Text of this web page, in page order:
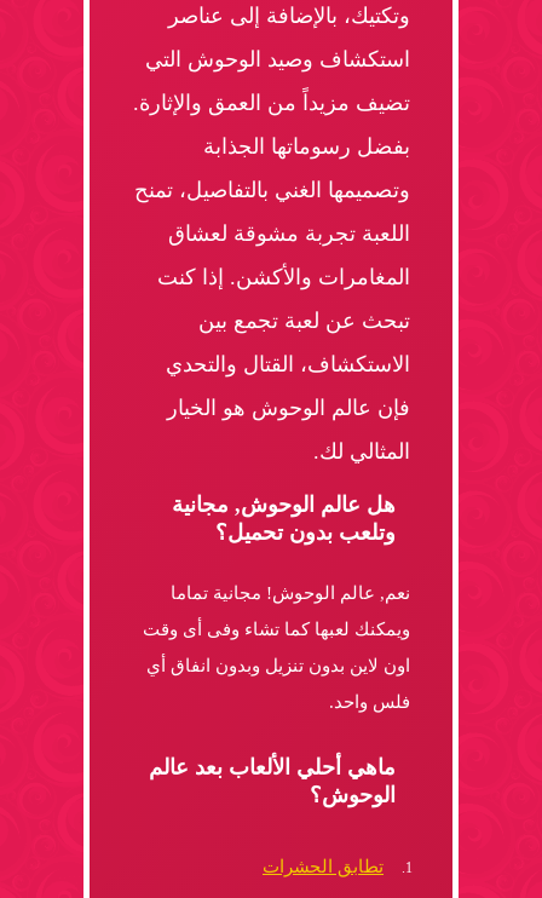
وتكتيك، بالإضافة إلى عناصر
استكشاف وصيد الوحوش التي
تضيف مزيداً من العمق والإثارة.
بفضل رسوماتها الجذابة
وتصميمها الغني بالتفاصيل، تمنح
اللعبة تجربة مشوقة لعشاق
المغامرات والأكشن. إذا كنت
تبحث عن لعبة تجمع بين
الاستكشاف، القتال والتحدي
فإن عالم الوحوش هو الخيار
المثالي لك.
هل عالم الوحوش, مجانية
وتلعب بدون تحميل؟
نعم, عالم الوحوش! مجانية تماما
ويمكنك لعبها كما تشاء وفى أى وقت
اون لاين بدون تنزيل وبدون انفاق أي
فلس واحد.
ماهي أحلي الألعاب بعد عالم
الوحوش؟
تطابق الحشرات